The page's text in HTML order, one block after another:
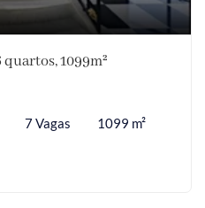
1099m²
7 Vagas 1099 m²